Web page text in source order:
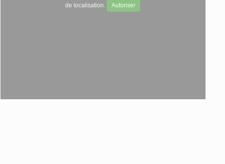
de localisation.
Autoriser